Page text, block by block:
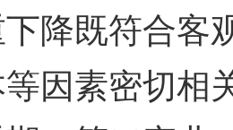
降既符合客
因素密切相